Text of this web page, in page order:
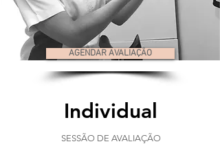
AGENDAR AVALIAÇÃO
Individual
SESSÃO DE AVALIAÇÃO